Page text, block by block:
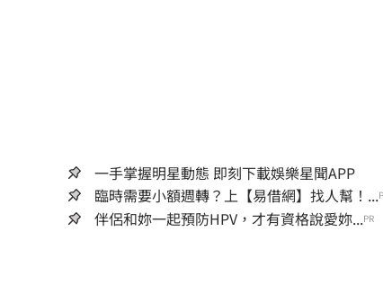
一手掌握明星動態 即刻下載娛樂星聞APP
臨時需要小額週轉？上【易借網】找人幫！...
伴侶和妳一起預防HPV，才有資格說愛妳...PR